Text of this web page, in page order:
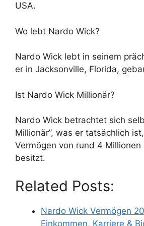
USA.
Wo lebt Nardo Wick?
Nardo Wick lebt in seinem
er in Jacksonville, Florida,
Ist Nardo Wick Millionär?
Nardo Wick betrachtet sich
Millionär”, was er tatsächlich
Vermögen von rund 4 Millionen
besitzt.
Related Posts:
Nardo Wick Vermögen
Einkommen, Karriere &